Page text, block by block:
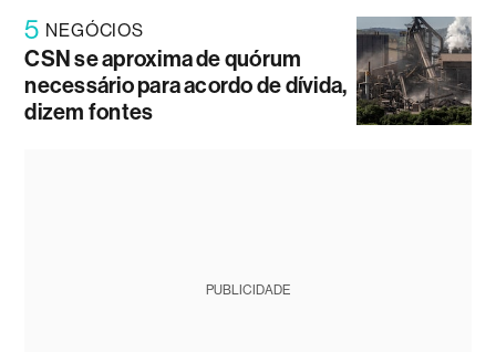
5 NEGÓCIOS
CSN se aproxima de quórum
necessário para acordo de dívida,
dizem fontes
PUBLICIDADE